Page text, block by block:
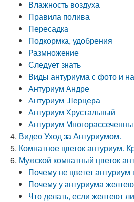
Влажность воздуха
Правила полива
Пересадка
Подкормка, удобрения
Размножение
Следует знать
Виды антуриума с фото и
Антуриум Андре
Антуриум Шерцера
Антуриум Хрустальный
Антуриум
Видео Уход за Антуриумом.
Комнатное цветок антуриум.
Мужской комнатный цветок
Почему не цветет
Почему у антуриума
Что делать, если желтеют